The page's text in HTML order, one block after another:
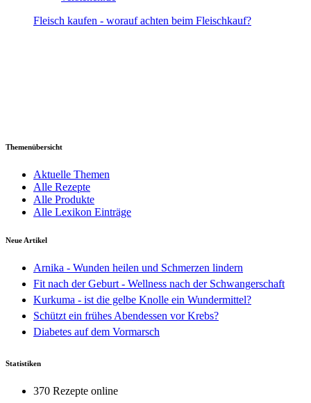
Fleisch kaufen - worauf achten beim Fleischkauf?
Themenübersicht
Aktuelle Themen
Alle Rezepte
Alle Produkte
Alle Lexikon Einträge
Neue Artikel
Arnika - Wunden heilen und Schmerzen lindern
Fit nach der Geburt - Wellness nach der Schwangerschaft
Kurkuma - ist die gelbe Knolle ein Wundermittel?
Schützt ein frühes Abendessen vor Krebs?
Diabetes auf dem Vormarsch
Statistiken
370 Rezepte online